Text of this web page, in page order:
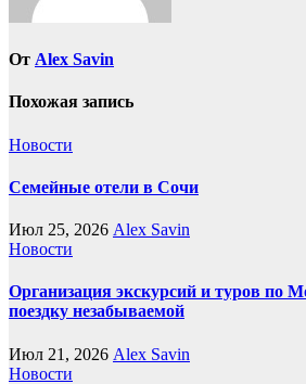
От Alex Savin
Похожая запись
Новости
Семейные отели в Сочи
Июл 25, 2026 Alex Savin
Новости
Организация экскурсий и туров по
поездку незабываемой
Июл 21, 2026 Alex Savin
Новости